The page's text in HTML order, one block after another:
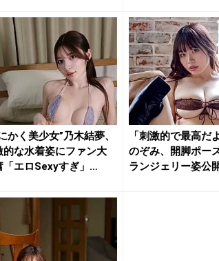
かく美少女”乃木結夢、
的な水着姿にファン大
「エロSexyすぎ」
「刺激的で最高だ
のぞみ、開脚ポー
ランジェリー姿公